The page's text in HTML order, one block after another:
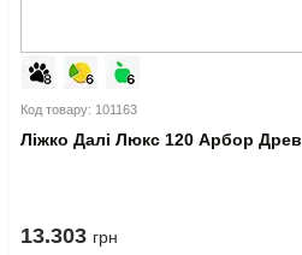
Код товару: 101163
Ліжко Далі Люкс 120 Арбор Древ
13.303 грн